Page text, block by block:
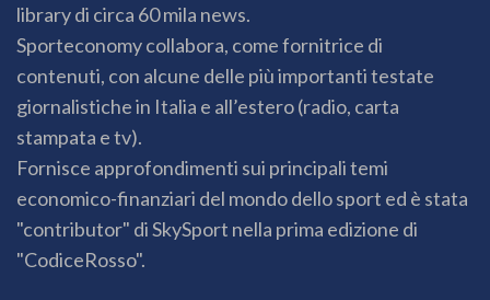
library di circa 60 mila news.
Sporteconomy collabora, come fornitrice di
contenuti, con alcune delle più importanti testate
giornalistiche in Italia e all’estero (radio, carta
stampata e tv).
Fornisce approfondimenti sui principali temi
economico-finanziari del mondo dello sport ed è stata
"contributor" di SkySport nella prima edizione di
"CodiceRosso".